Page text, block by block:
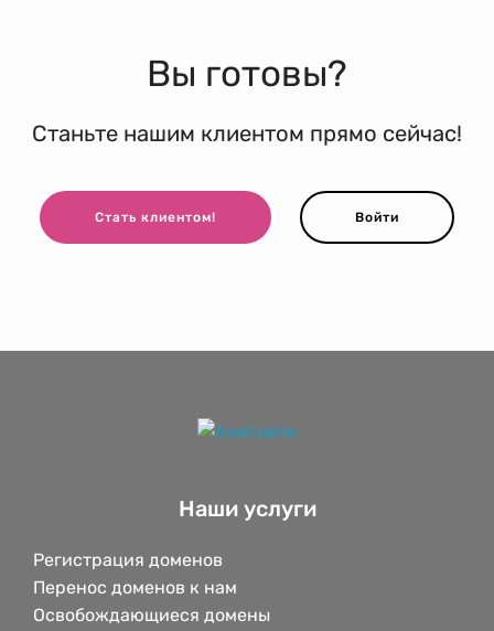
Вы готовы?
Станьте нашим клиентом прямо сейчас!
Стать клиентом! Войти
Наши услуги
Регистрация доменов
Перенос доменов к нам
Освобождающиеся домены